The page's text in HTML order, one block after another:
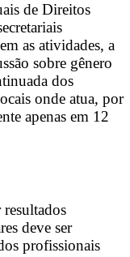
de Direitos
as atividades, a
sobre gênero
dos
onde atua, por
apenas em 12
resultados
deve ser
profissionais